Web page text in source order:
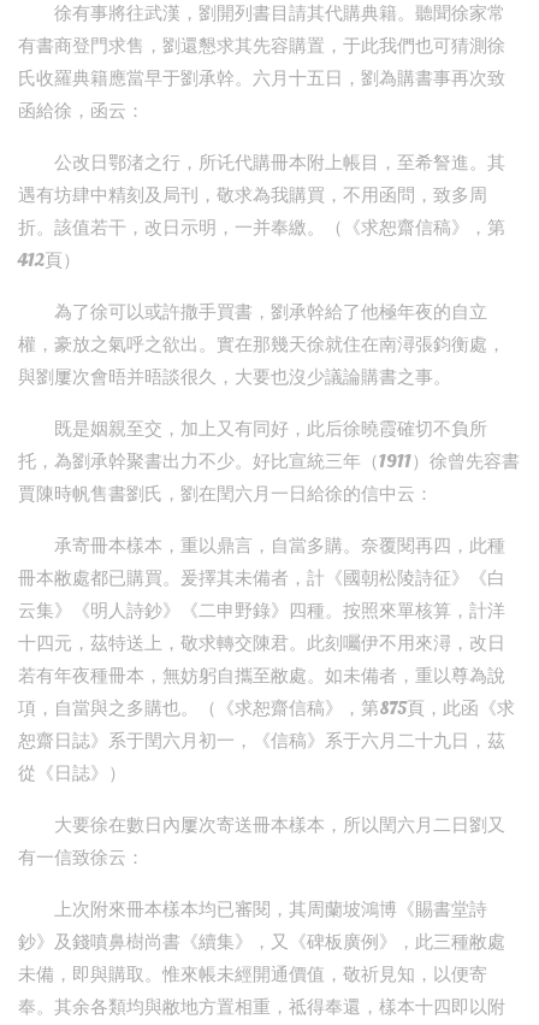
徐有事將往武漢，劉開列書目請其代購典籍。聽聞徐家常
有書商登門求售，劉還懇求其先容購置，于此我們也可猜測徐
氏收羅典籍應當早于劉承幹。六月十五日，劉為購書事再次致
函給徐，函云：
公改日鄂渚之行，所讬代購冊本附上帳目，至希詧進。其
遇有坊肆中精刻及局刊，敬求為我購買，不用函問，致多周
折。該值若干，改日示明，一并奉繳。（《求恕齋信稿》，第
412頁）
為了徐可以或許撒手買書，劉承幹給了他極年夜的自立
權，豪放之氣呼之欲出。實在那幾天徐就住在南潯張鈞衡處，
與劉屢次會晤并晤談很久，大要也沒少議論購書之事。
既是姻親至交，加上又有同好，此后徐曉霞確切不負所
托，為劉承幹聚書出力不少。好比宣統三年（1911）徐曾先容書
賈陳時帆售書劉氏，劉在閏六月一日給徐的信中云：
承寄冊本樣本，重以鼎言，自當多購。奈覆閱再四，此種
冊本敝處都已購買。爰擇其未備者，計《國朝松陵詩征》《白
云集》《明人詩鈔》《二申野錄》四種。按照來單核算，計洋
十四元，茲特送上，敬求轉交陳君。此刻囑伊不用來潯，改日
若有年夜種冊本，無妨躬自攜至敝處。如未備者，重以尊為說
項，自當與之多購也。（《求恕齋信稿》，第875頁，此函《求
恕齋日誌》系于閏六月初一，《信稿》系于六月二十九日，茲
從《日誌》）
大要徐在數日內屢次寄送冊本樣本，所以閏六月二日劉又
有一信致徐云：
上次附來冊本樣本均已審閱，其周蘭坡鴻博《賜書堂詩
鈔》及錢噴鼻樹尚書《續集》，又《碑板廣例》，此三種敝處
未備，即與購取。惟來帳未經開通價值，敬祈見知，以便寄
奉。其余各類均與敝地方置相重，祗得奉還，樣本十四即以附